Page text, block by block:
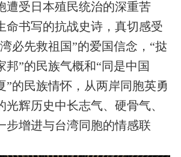
遭受日本殖民统治的深重苦
命书写的抗战史诗，真切感受
必先救祖国”的爱国信念，“挞
邦”的民族气概和“同是中国
”的民族情怀，从两岸同胞英勇
光辉历史中长志气、硬骨气、
步增进与台湾同胞的情感联